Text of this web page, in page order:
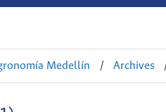
Medellín / Archives